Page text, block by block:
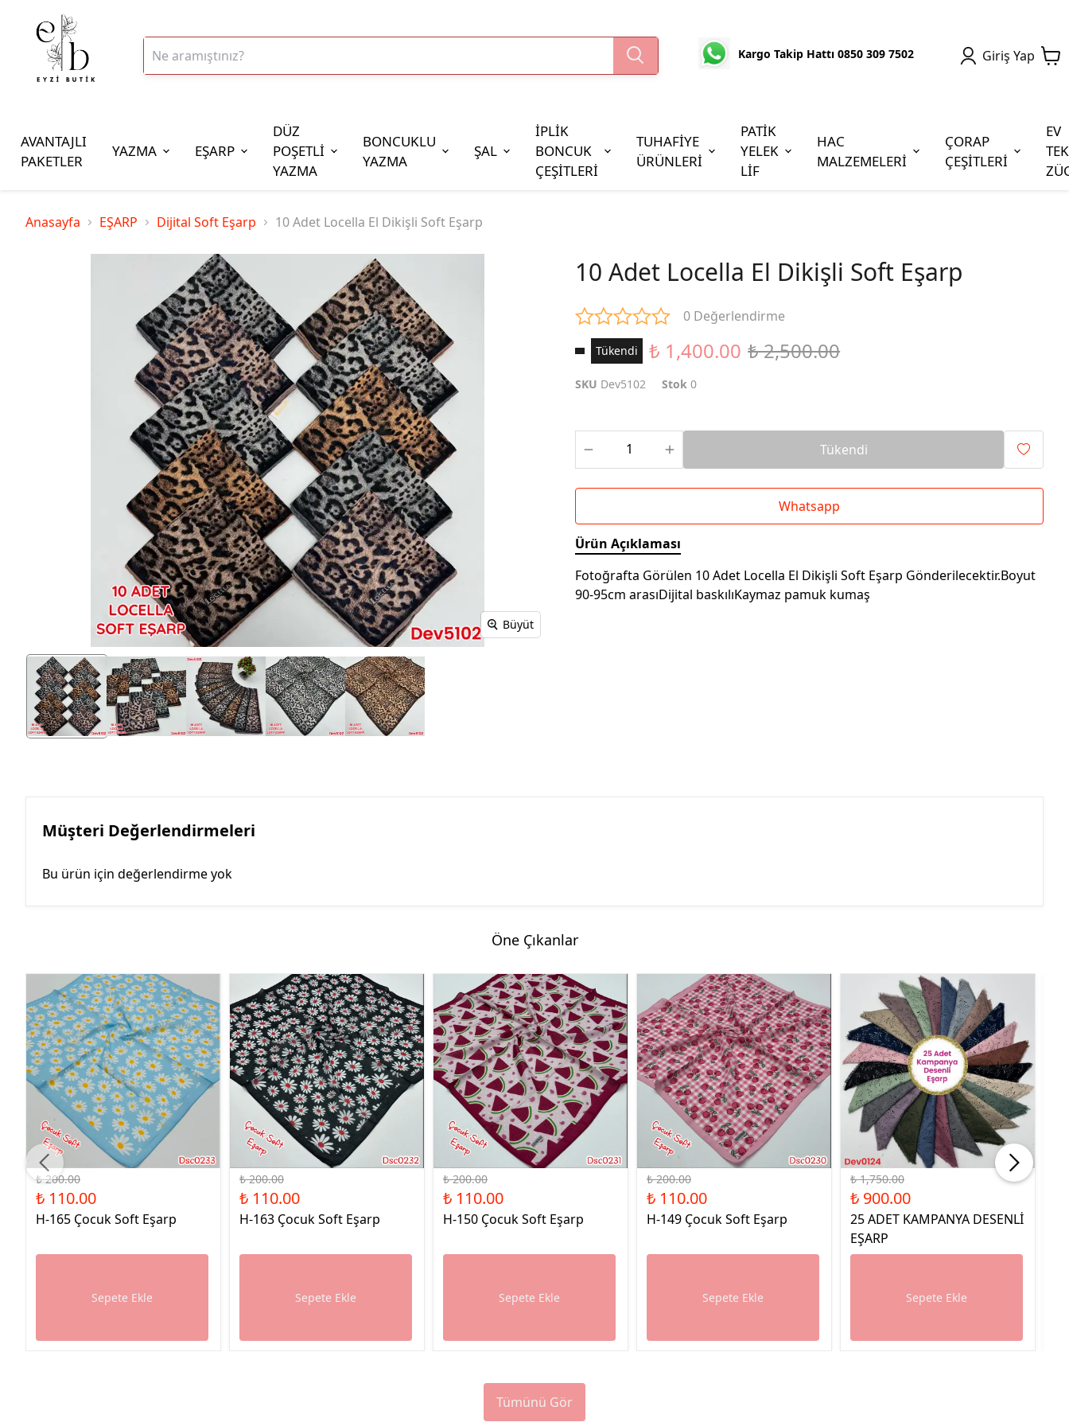
Kargo Takip Hattı 0850 309 7502 Giriş Yap
AVANTAJLI
PAKETLER
YAZMA EŞARP
DÜZ
POŞETLİ
YAZMA
BONCUKLU
YAZMA
ŞAL
İPLİK
BONCUK
ÇEŞİTLERİ
İplik Çeşitleri
100gr Altınbaşak Polyester İp
350gr Altınbaşak Polyester İp
Cezaevi Boncuğu
TUHAFİYE
ÜRÜNLERİ
PATİK
YELEK
LİF
HAC
MALZEMELERİ
ÇORAP
ÇEŞİTLERİ
EV
Anasayfa EŞARP Dijital Soft Eşarp 10 Adet Locella El Dikişli Soft Eşarp
Büyüt
10 Adet Locella El Dikişli Soft Eşarp
0 Değerlendirme
Tükendi ₺ 1,400.00 ₺ 2,500.00
SKU Dev5102 Stok 0
Tükendi
Whatsapp
Ürün Açıklaması
Fotoğrafta Görülen 10 Adet Locella El Dikişli Soft Eşarp Gönderilecektir.Boyut
90-95cm arasıDijital baskılıKaymaz pamuk kumaş
Müşteri Değerlendirmeleri
Bu ürün için değerlendirme yok
Öne Çıkanlar
%45 İndirim
₺ 200.00
₺ 110.00
H-165 Çocuk Soft Eşarp
Sepete Ekle
%45 İndirim
₺ 200.00
₺ 110.00
H-163 Çocuk Soft Eşarp
Sepete Ekle
%45 İndirim
₺ 200.00
₺ 110.00
H-150 Çocuk Soft Eşarp
Sepete Ekle
%45 İndirim
₺ 200.00
₺ 110.00
H-149 Çocuk Soft Eşarp
Sepete Ekle
%49 İndirim
₺ 1,750.00
₺ 900.00
25 ADET KAMPANYA DESENLİ
EŞARP
Sepete Ekle
Tümünü Gör